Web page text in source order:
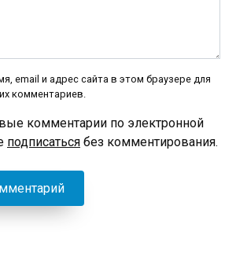
email и адрес сайта в этом браузере для
комментариев.
комментарии по электронной
подписаться без комментирования.